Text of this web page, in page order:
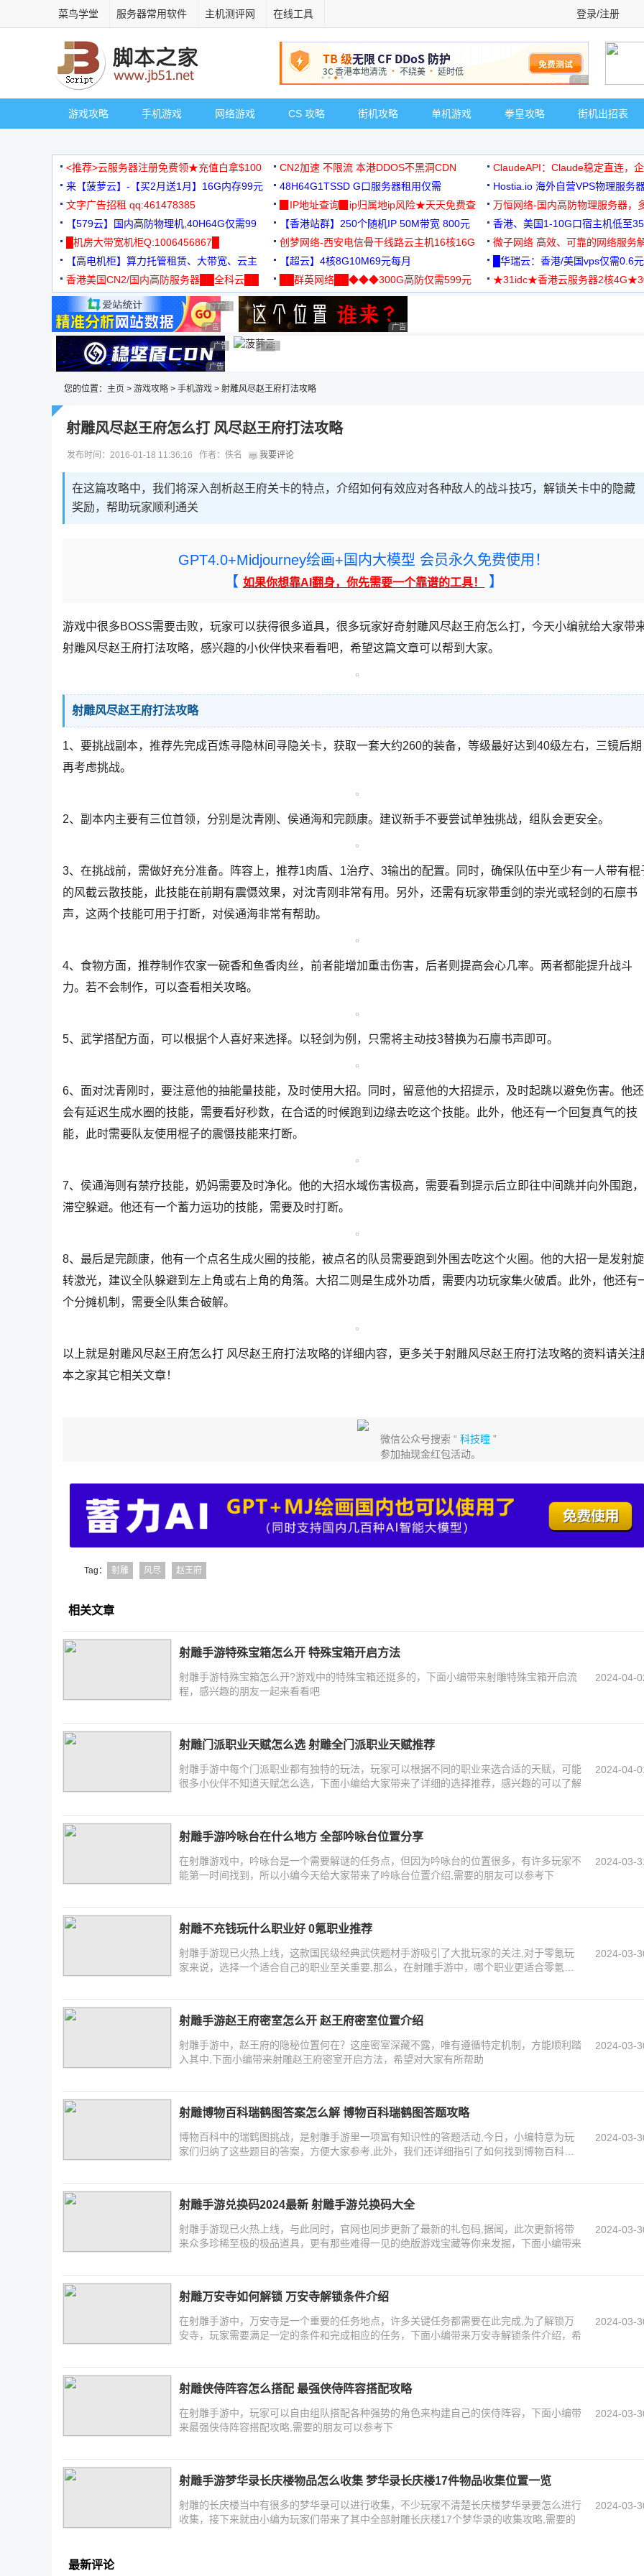
菜鸟学堂 服务器常用软件 主机测评网 在线工具 登录/注册
广告 商业广告，理性
游戏攻略 手机游戏 网络游戏 CS 攻略 街机攻略 单机游戏 拳皇攻略 街机出招表
<推荐>云服务器注册免费领★充值白拿$100 CN2加速 不限流 本港DDOS不黑洞CDN ClaudeAPI：Claude稳定直连，
来【菠萝云】-【买2月送1月】16G内存99元
48H64G1TSSD G口服务器租用仅需
3000+可免费测试
Hostia.io 海外自营VPS物理服务
文字广告招租 qq:461478385
▉IP地址查询▉ip归属地ip风险★天天免费查
万恒网络-国内高防物理服务器，
99元/月起
【579云】国内高防物理机,40H64G仅需99
元
【香港站群】250个随机IP 50M带宽 800元 香港、美国1-10G口宿主机低至
█机房大带宽机柜Q:1006456867█
创梦网络-西安电信骨干线路云主机16核16G
88元/月
微子网络 高效、可靠的网络服务
【高电机柜】算力托管租赁、大带宽、云主
机
【超云】4核8G10M69元每月 █华瑞云：香港/美国vps仅需0.6元
香港美国CN2/国内高防服务器██全科云██
██群英网络██◆◆◆300G高防仅需599元
◆◆◆
★31idc★香港云服务器2核
广告 商业广告，理性选择
广告 商业广告，理性选择
广告 商业广告，理性选择
广告 商业广告，理性选择
广告 商业广告，理性选择
广告 商业广告，理性选择
广告 商业广告，理性选择
广告 商业广告，理性选择广告 商业广告，理性选择
广告 商业广告，理性选择
您的位置： 主页 > 游戏攻略 > 手机游戏 > 射雕风尽赵王府打法攻略
射雕风尽赵王府怎么打 风尽赵王府打法攻略
发布时间：2016-01-18 11:36:16 作者：佚名 我要评论
在这篇攻略中，我们将深入剖析赵王府关卡的特点，介绍如何有效应对各种敌人的战斗技巧，解锁关卡中的隐藏
奖励，帮助玩家顺利通关
GPT4.0+Midjourney绘画+国内大模型 会员永久免费使用！
【 如果你想靠AI翻身，你先需要一个靠谱的工具！ 】
游戏中很多BOSS需要击败，玩家可以获得很多道具，很多玩家好奇射雕风尽赵王府怎么打，今天小编就给大家带
射雕风尽赵王府打法攻略，感兴趣的小伙伴快来看看吧，希望这篇文章可以帮到大家。
射雕风尽赵王府打法攻略
1、要挑战副本，推荐先完成百炼寻隐林间寻隐关卡，获取一套大约260的装备，等级最好达到40级左右，三镜后期
再考虑挑战。
2、副本内主要有三位首领，分别是沈青刚、侯通海和完颜康。建议新手不要尝试单独挑战，组队会更安全。
3、在挑战前，需做好充分准备。阵容上，推荐1肉盾、1治疗、3输出的配置。同时，确保队伍中至少有一人带有棍
的风截云散技能，此技能在前期有震慑效果，对沈青刚非常有用。另外，还需有玩家带重剑的崇光或轻剑的石廪书
声，这两个技能可用于打断，对侯通海非常有帮助。
4、食物方面，推荐制作农家一碗香和鱼香肉丝，前者能增加重击伤害，后者则提高会心几率。两者都能提升战斗
力。若不会制作，可以查看相关攻略。
5、武学搭配方面，可以根据个人喜好来选择。以轻剑为例，只需将主动技3替换为石廪书声即可。
6、面对沈青刚时，要注意他的抽能量技能，及时使用大招。同时，留意他的大招提示，及时起跳以避免伤害。他还
会有延迟生成水圈的技能，需要看好秒数，在合适的时候跑到边缘去吃这个技能。此外，他还有一个回复真气的技
能，此时需要队友使用棍子的震慑技能来打断。
7、侯通海则有禁疗技能，奶妈需要及时净化。他的大招水域伤害极高，需要看到提示后立即往中间跳并向外围跑，
滞空躲避。他还有一个蓄力运功的技能，需要及时打断。
8、最后是完颜康，他有一个点名生成火圈的技能，被点名的队员需要跑到外围去吃这个火圈。他的大招一是发射旋
转激光，建议全队躲避到左上角或右上角的角落。大招二则是生成外功盾，需要内功玩家集火破盾。此外，他还有
个分摊机制，需要全队集合破解。
以上就是射雕风尽赵王府怎么打 风尽赵王府打法攻略的详细内容，更多关于射雕风尽赵王府打法攻略的资料请关注
本之家其它相关文章！
微信公众号搜索 “科技瞳 ”
参加抽现金红包活动。
Tag： 射雕 风尽 赵王府
相关文章
射雕手游特殊宝箱怎么开 特殊宝箱开启方法
射雕手游特殊宝箱怎么开?游戏中的特殊宝箱还挺多的，下面小编带来射雕特殊宝箱开启流
程，感兴趣的朋友一起来看看吧
2024-04-
射雕门派职业天赋怎么选 射雕全门派职业天赋推荐
射雕手游中每个门派职业都有独特的玩法，玩家可以根据不同的职业来选合适的天赋，可能
很多小伙伴不知道天赋怎么选，下面小编给大家带来了详细的选择推荐，感兴趣的可以了解
2024-04-
射雕手游吟咏台在什么地方 全部吟咏台位置分享
在射雕游戏中，吟咏台是一个需要解谜的任务点，但因为吟咏台的位置很多，有许多玩家不
能第一时间找到，所以小编今天给大家带来了吟咏台位置介绍,需要的朋友可以参考下
2024-03-
射雕不充钱玩什么职业好 0氪职业推荐
射雕手游现已火热上线，这款国民级经典武侠题材手游吸引了大批玩家的关注,对于零氪玩
家来说，选择一个适合自己的职业至关重要,那么，在射雕手游中，哪个职业更适合零氪玩
2024-03-
射雕手游赵王府密室怎么开 赵王府密室位置介绍
射雕手游中，赵王府的隐秘位置何在？这座密室深藏不露，唯有遵循特定机制，方能顺利踏
入其中,下面小编带来射雕赵王府密室开启方法，希望对大家有所帮助
2024-03-
射雕博物百科瑞鹤图答案怎么解 博物百科瑞鹤图答题攻略
博物百科中的瑞鹤图挑战，是射雕手游里一项富有知识性的答题活动,今日，小编特意为玩
家们归纳了这些题目的答案，方便大家参考,此外，我们还详细指引了如何找到博物百科答
2024-03-
射雕手游兑换码2024最新 射雕手游兑换码大全
射雕手游现已火热上线，与此同时，官网也同步更新了最新的礼包码,据闻，此次更新将带
来众多珍稀至极的极品道具，更有那些难得一见的绝版游戏宝藏等你来发掘，下面小编带来
2024-03-
射雕万安寺如何解锁 万安寺解锁条件介绍
在射雕手游中，万安寺是一个重要的任务地点，许多关键任务都需要在此完成,为了解锁万
安寺，玩家需要满足一定的条件和完成相应的任务，下面小编带来万安寺解锁条件介绍，希
2024-03-
射雕侠侍阵容怎么搭配 最强侠侍阵容搭配攻略
在射雕手游中，玩家可以自由组队搭配各种强势的角色来构建自己的侠侍阵容，下面小编带
来最强侠侍阵容搭配攻略,需要的朋友可以参考下
2024-03-
射雕手游梦华录长庆楼物品怎么收集 梦华录长庆楼17件物品收集位置一览
射雕的长庆楼当中有很多的梦华录可以进行收集，不少玩家不清楚长庆楼梦华录要怎么进行
收集，接下来就由小编为玩家们带来了其中全部射雕长庆楼17个梦华录的收集攻略,需要的
2024-03-
最新评论